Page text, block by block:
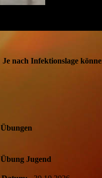
Je nach Infektionslage
Übungen
Übung Jugend